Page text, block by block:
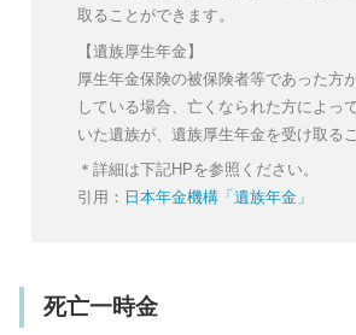
取ることができます。
【遺族厚生年金】
厚生年金保険の被保険者等であった方
している場合、亡くなられた方によっ
いた遺族が、遺族厚生年金を受け取る
＊詳細は下記HPを参照ください。
引用： 日本年金機構「遺族年金」
死亡一時金